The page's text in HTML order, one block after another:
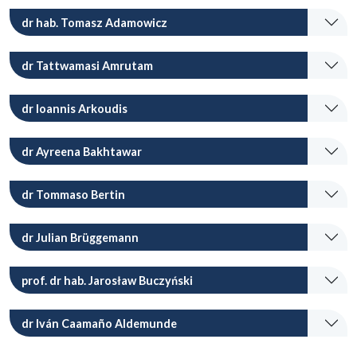
dr hab. Tomasz Adamowicz
dr Tattwamasi Amrutam
dr Ioannis Arkoudis
dr Ayreena Bakhtawar
dr Tommaso Bertin
dr Julian Brüggemann
prof. dr hab. Jarosław Buczyński
dr Iván Caamaño Aldemunde